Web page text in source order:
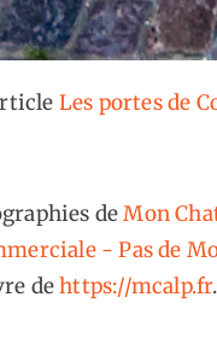
Les portes de
deMon
- Pas de
dehttps://mcalp.fr.